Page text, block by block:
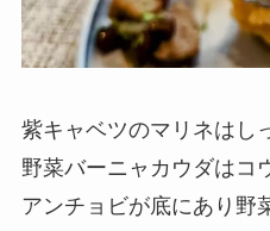
紫キャベツのマリネはし
野菜バーニャカウダはコ
アンチョビが底にあり野